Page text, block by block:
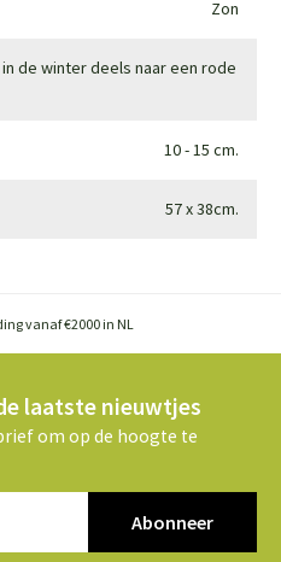
Zon
de winter deels naar een rode
10 - 15 cm.
57 x 38cm.
vanaf €2000 in NL
laatste nieuwtjes
om op de hoogte te
Abonneer